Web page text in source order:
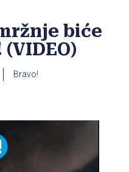
biće
Bravo!